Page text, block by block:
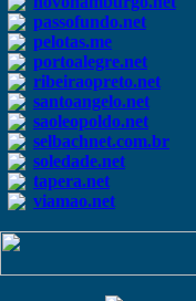
passofundo.net
pelotas.me
portoalegre.net
ribeiraopreto.net
santoangelo.net
saoleopoldo.net
selbachnet.com.br
soledade.net
tapera.net
viamao.net